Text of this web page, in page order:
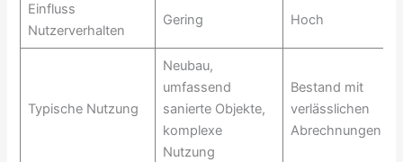
Einfluss
Nutzerverhalten
Gering Hoch
Typische Nutzung
Neubau,
umfassend
sanierte Objekte,
komplexe
Nutzung
Bestand mit
verlässlichen
Abrechnungen